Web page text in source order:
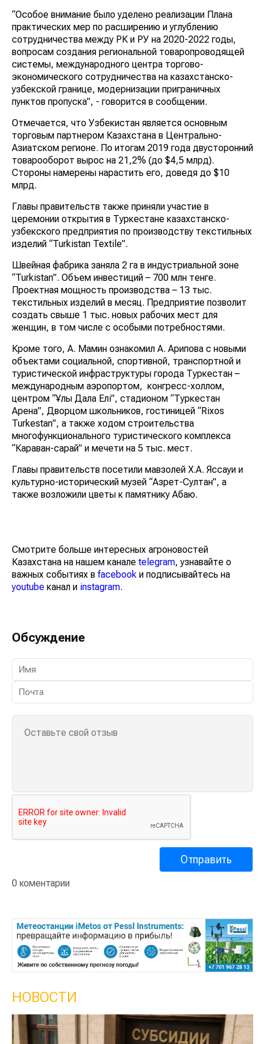
“Особое внимание было уделено реализации Плана
практических мер по расширению и углублению
сотрудничества между РК и РУ на 2020-2022 годы,
вопросам создания региональной товаропроводящей
системы, международного центра торгово-
экономического сотрудничества на казахстанско-
узбекской границе, модернизации приграничных
пунктов пропуска”, - говорится в сообщении.
Отмечается, что Узбекистан является основным
торговым партнером Казахстана в Центрально-
Азиатском регионе. По итогам 2019 года двусторонний
товарооборот вырос на 21,2% (до $4,5 млрд).
Стороны намерены нарастить его, доведя до $10
млрд.
Главы правительств также приняли участие в
церемонии открытия в Туркестане казахстанско-
узбекского предприятия по производству текстильных
изделий “Turkistan Textile”.
Швейная фабрика заняла 2 га в индустриальной зоне
“Turkistan”. Объем инвестиций – 700 млн тенге.
Проектная мощность производства – 13 тыс.
текстильных изделий в месяц. Предприятие позволит
создать свыше 1 тыс. новых рабочих мест для
женщин, в том числе с особыми потребностями.
Кроме того, А. Мамин ознакомил А. Арипова с новыми
объектами социальной, спортивной, транспортной и
туристической инфраструктуры города Туркестан –
международным аэропортом, конгресс-холлом,
центром “Ұлы Дала Елі”, стадионом “Туркестан
Арена”, Дворцом школьников, гостиницей “Rixos
Turkestan”, а также ходом строительства
многофункционального туристического комплекса
“Караван-сарай” и мечети на 5 тыс. мест.
Главы правительств посетили мавзолей Х.А. Яссауи и
культурно-исторический музей “Азрет-Султан”, а
также возложили цветы к памятнику Абаю.
Смотрите больше интересных агроновостей
Казахстана на нашем канале telegram, узнавайте о
важных событиях в facebook и подписывайтесь на
youtube канал и instagram.
Обсуждение
0 коментарии
НОВОСТИ